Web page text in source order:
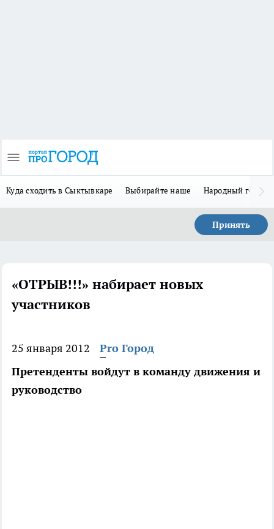
Куда сходить в Сыктывкаре Выбирайте наше Народный герой-
Принять
«ОТРЫВ!!!» набирает новых
участников
25 января 2012
Pro Город
Претенденты войдут в команду движения и
руководство